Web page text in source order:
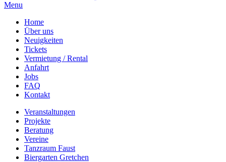
Menu
Home
Über uns
Neuigkeiten
Tickets
Vermietung / Rental
Anfahrt
Jobs
FAQ
Kontakt
Veranstaltungen
Projekte
Beratung
Vereine
Tanzraum Faust
Biergarten Gretchen